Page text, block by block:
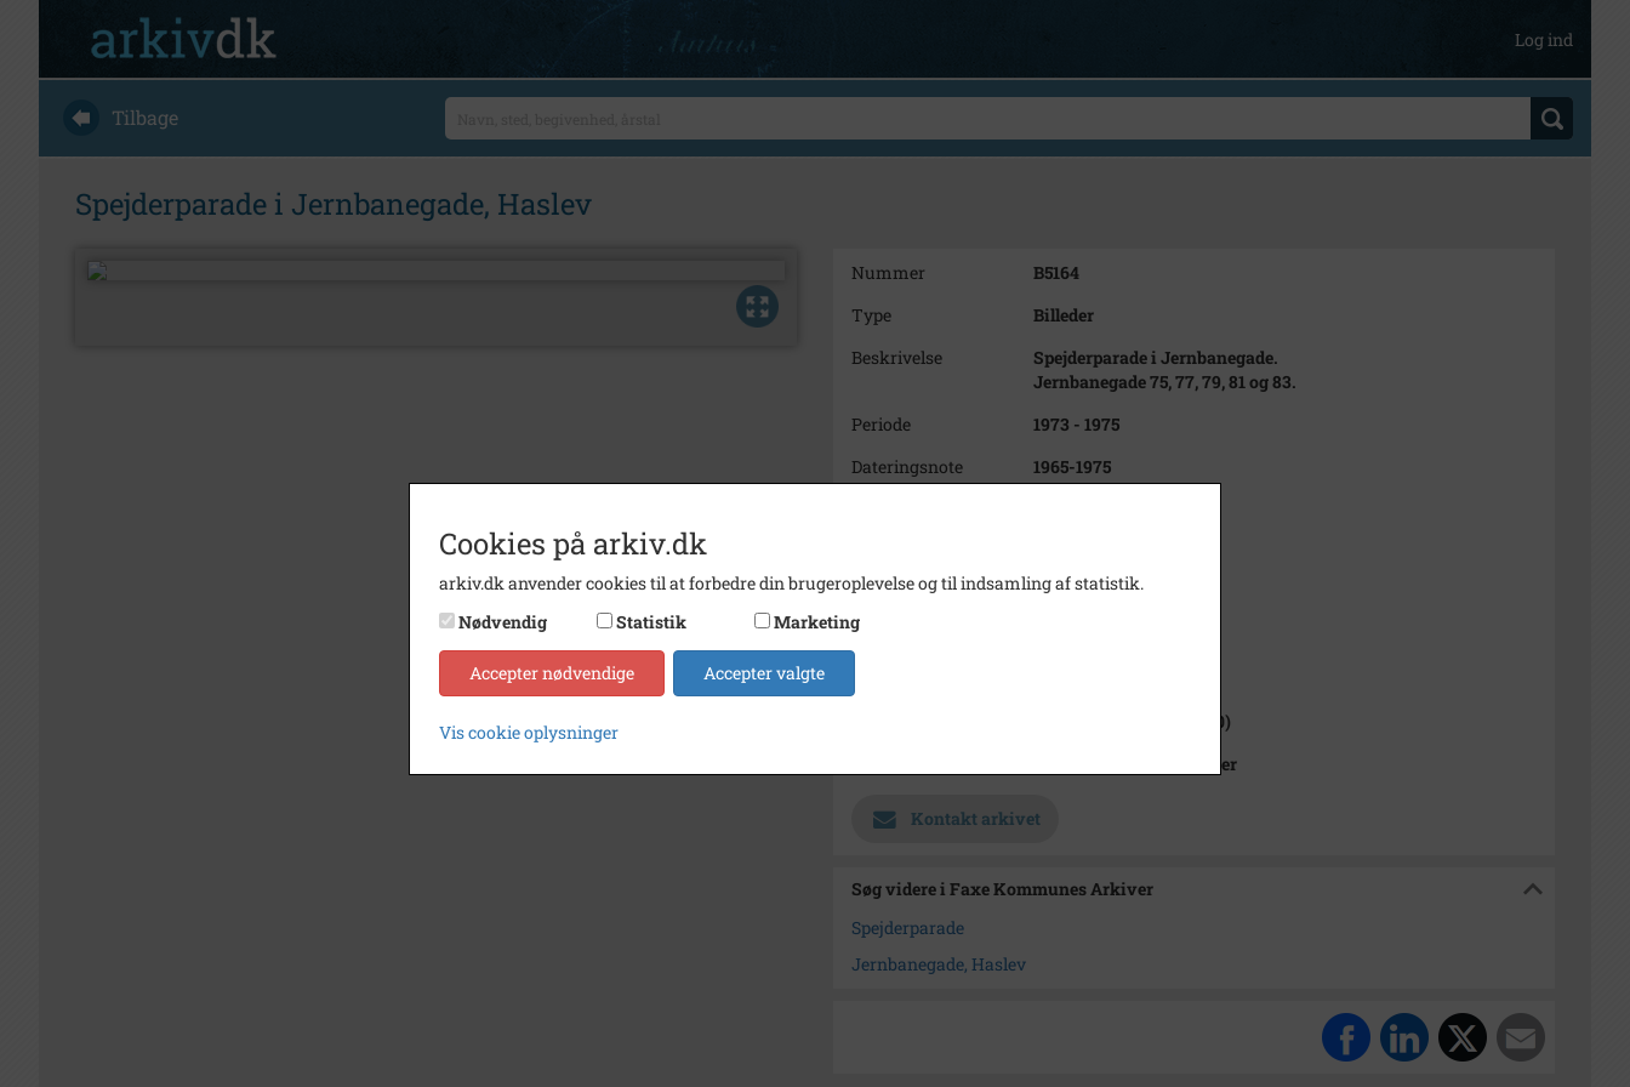
Log ind
Tilbage
Spejderparade i Jernbanegade, Haslev
Nummer
B5164
Type
Billeder
Beskrivelse
Spejderparade i Jernbanegade.
Jernbanegade 75, 77, 79, 81 og 83.
Periode
1973 - 1975
Dateringsnote
1965-1975
Materiale
s/h positiv
Se på kort
Haslev Sogn (1000-2050)
Faxe Kommunes Arkiver
Kontakt arkivet
Søg videre i Faxe Kommunes Arkiver
Spejderparade
Jernbanegade, Haslev
Cookies på arkiv.dk
arkiv.dk anvender cookies til at forbedre din brugeroplevelse og til indsamling af statistik.
Nødvendig
Statistik Marketing
Accepter nødvendige Accepter valgte
Vis cookie oplysninger